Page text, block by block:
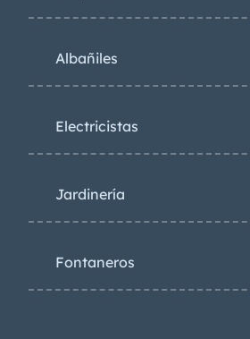
Albañiles
Electricistas
Jardinería
Fontaneros